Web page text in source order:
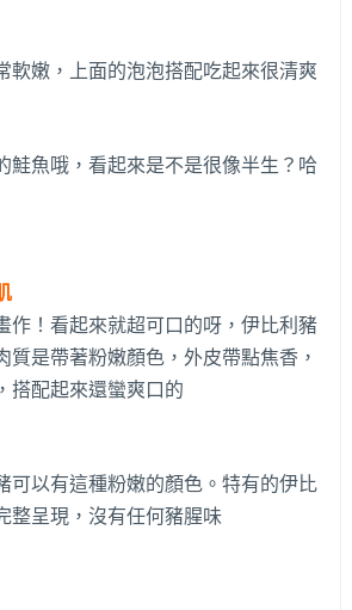
軟嫩，上面的泡泡搭配吃起來很清爽
鮭魚哦，看起來是不是很像半生？哈
作！看起來就超可口的呀，伊比利豬
質是帶著粉嫩顏色，外皮帶點焦香，
搭配起來還蠻爽口的
可以有這種粉嫩的顏色。特有的伊比
整呈現，沒有任何豬腥味